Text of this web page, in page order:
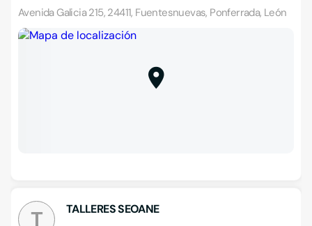
Avenida Galicia 215, 24411, Fuentesnuevas, Ponferrada, León
T TALLERES SEOANE